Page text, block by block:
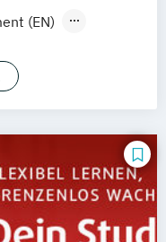
(EN)
(EN)
(EN)